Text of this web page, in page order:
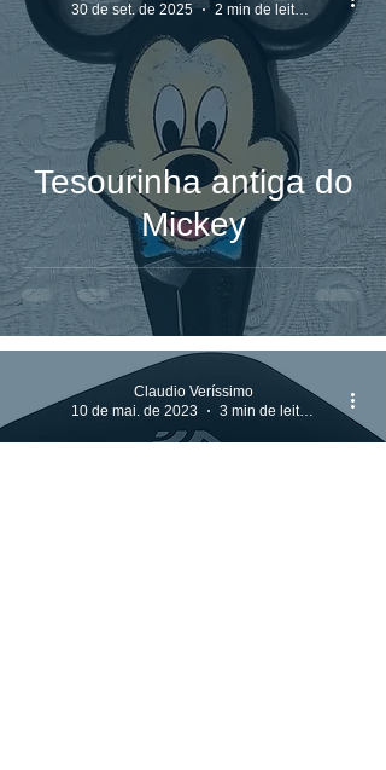
Tesourinha antiga do
Mickey
30 de set. de 2025
2 min de leitura
Claudio Veríssimo
10 de mai. de 2023
3 min de leitura